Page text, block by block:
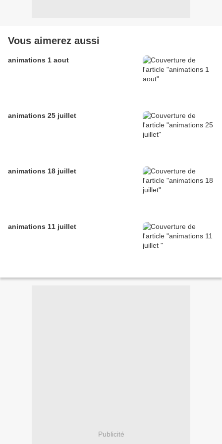
Vous aimerez aussi
animations 1 aout
animations 25 juillet
animations 18 juillet
animations 11 juillet
Publicité